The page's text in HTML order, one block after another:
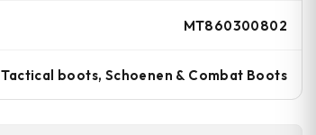
MT860300802
Tactical boots, Schoenen & Combat Boots